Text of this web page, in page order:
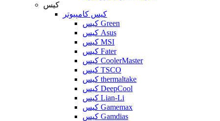
کیس
کیس کامپیوتر
کیس Green
کیس Asus
کیس MSI
کیس Fater
کیس CoolerMaster
کیس TSCO
کیس thermaltake
کیس DeepCool
کیس Lian-Li
کیس Gamemax
کیس Gamdias